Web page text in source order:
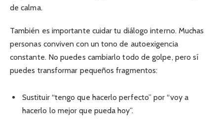
de calma.
También es importante cuidar tu diálogo interno. Muchas
personas conviven con un tono de autoexigencia
constante. No puedes cambiarlo todo de golpe, pero sí
puedes transformar pequeños fragmentos:
Sustituir “tengo que hacerlo perfecto” por “voy a
hacerlo lo mejor que pueda hoy”.